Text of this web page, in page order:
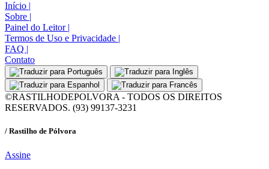
Início |
Sobre |
Painel do Leitor |
Termos de Uso e Privacidade |
FAQ |
Contato
©RASTILHODEPOLVORA - TODOS OS DIREITOS
RESERVADOS. (93) 99137-3231
/ Rastilho de Pólvora
Assine